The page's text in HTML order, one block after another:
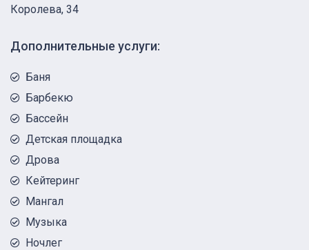
Королева, 34
Дополнительные услуги:
Баня
Барбекю
Бассейн
Детская площадка
Дрова
Кейтеринг
Мангал
Музыка
Ночлег